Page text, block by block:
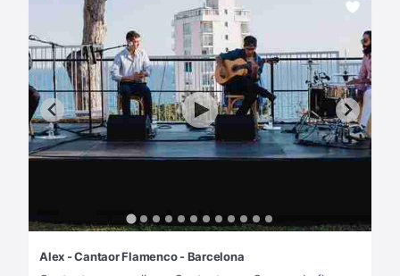
Alex - Cantaor Flamenco - Barcelona